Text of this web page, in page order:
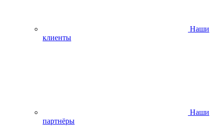
Наши
клиенты
Наши
партнёры